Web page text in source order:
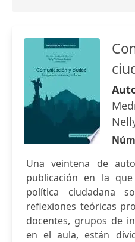
Una veintena de
publicación en la
política ciudadana
reflexiones teóricas
docentes, grupos de
en el aula, están